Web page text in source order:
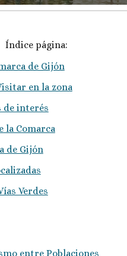
Índice página:
de Gijón
en la zona
de interés
la Comarca
de Gijón
Verdes
entre Poblaciones